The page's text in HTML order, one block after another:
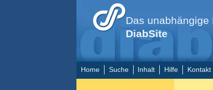
Das unabhängige
DiabSite
Home Suche Inhalt Hilfe Kontakt